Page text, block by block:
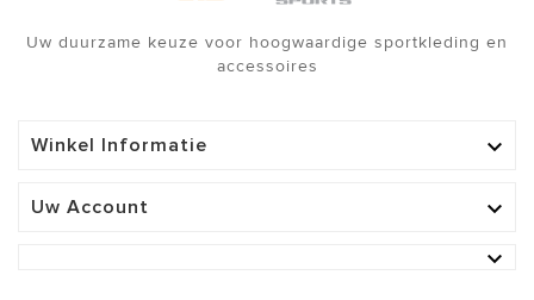
Uw duurzame keuze voor hoogwaardige sportkleding en
accessoires
Winkel Informatie 
Uw Account

